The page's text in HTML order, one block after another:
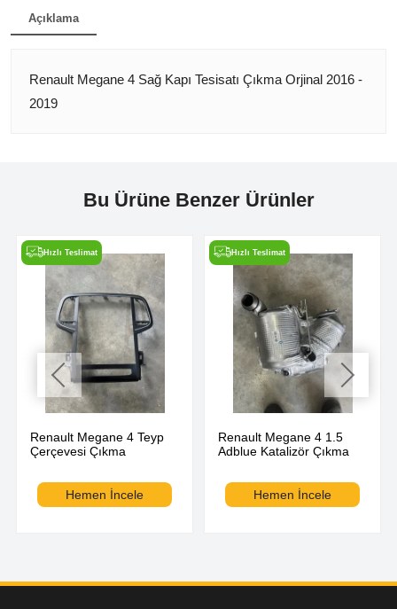
Açıklama
Renault Megane 4 Sağ Kapı Tesisatı Çıkma Orjinal 2016 -
2019
Bu Ürüne Benzer Ürünler
Hızlı Teslimat
Renault Megane 4 Teyp
Çerçevesi Çıkma
Hemen İncele
Hızlı Teslimat
Renault Megane 4 1.5
Adblue Katalizör Çıkma
Hemen İncele